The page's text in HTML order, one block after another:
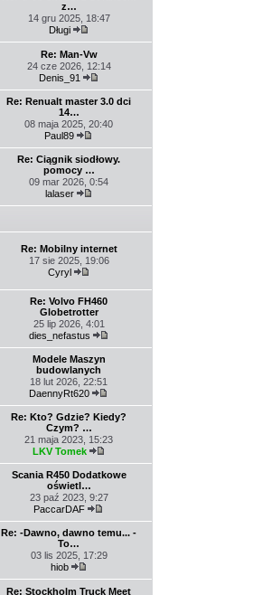
z…
14 gru 2025, 18:47
Długi
najnowszy
post
Re: Man-Vw
24 cze 2026, 12:14
Denis_91
najnowszy
post
Re: Renualt master 3.0 dci
14…
08 maja 2025, 20:40
Paul89
najnowszy
post
Re: Ciągnik siodłowy.
pomocy …
09 mar 2026, 0:54
lalaser
Re: Mobilny internet
17 sie 2025, 19:06
Cyryl
najnowszy
post
Re: Volvo FH460
Globetrotter
25 lip 2026, 4:01
dies_nefastus
Modele Maszyn
budowlanych
18 lut 2026, 22:51
DaennyRt620
najnowszy
post
Re: Kto? Gdzie? Kiedy?
Czym? …
21 maja 2023, 15:23
LKV Tomek
najnowszy
post
Scania R450 Dodatkowe
oświetl…
23 paź 2023, 9:27
PaccarDAF
najnowszy
post
Re: -Dawno, dawno temu... -
To…
03 lis 2025, 17:29
hiob
najnowszy
Re: Stockholm Truck Meet